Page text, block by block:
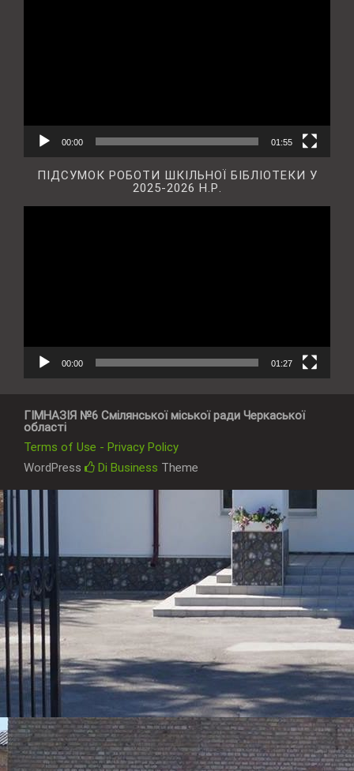
00:00 01:55
ПІДСУМОК РОБОТИ ШКІЛЬНОЇ БІБЛІОТЕКИ У
2025-2026 Н.Р.
00:00 01:27
ГІМНАЗІЯ №6 Смілянської міської ради Черкаської
області
Terms of Use - Privacy Policy
WordPress
Di Business Theme